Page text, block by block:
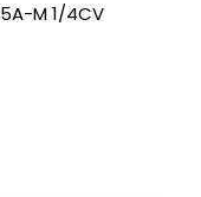
M 1/4CV